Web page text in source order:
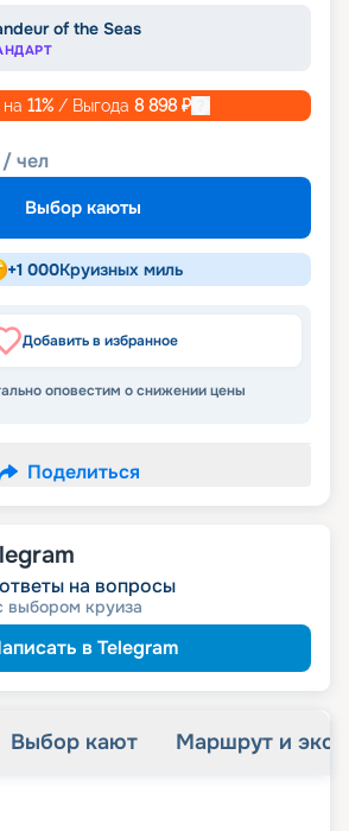
of the Seas
11% / Выгода 8 898₽
/ чел
Выбор каюты
+1 000Круизных миль
Добавить в избранное
оповестим о снижении цены
Поделиться
на вопросы
круиза
в Telegram
Выбор кают Маршрут и